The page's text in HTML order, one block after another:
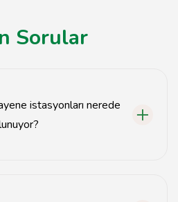
Sorular
istasyonları nerede